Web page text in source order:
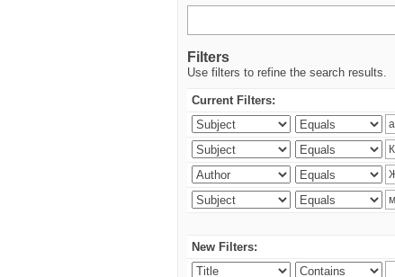
Filters
Use filters to refine the search results.
Current Filters:
New Filters: